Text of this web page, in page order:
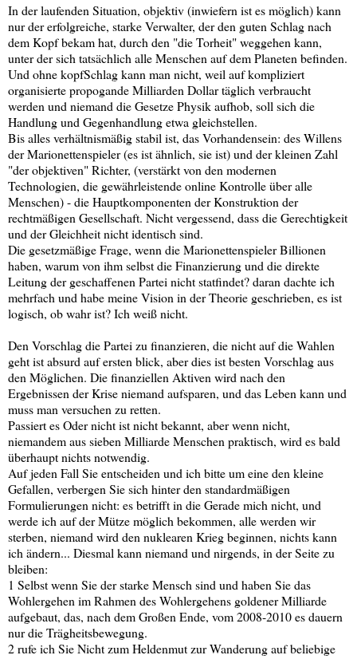
In der laufenden Situation, objektiv (inwiefern ist es möglich) kann
nur der erfolgreiche, starke Verwalter, der den guten Schlag nach
dem Kopf bekam hat, durch den "die Torheit" weggehen kann,
unter der sich tatsächlich alle Menschen auf dem Planeten befinden.
Und ohne kopfSchlag kann man nicht, weil auf kompliziert
organisierte propogande Milliarden Dollar täglich verbraucht
werden und niemand die Gesetze Physik aufhob, soll sich die
Handlung und Gegenhandlung etwa gleichstellen.
Bis alles verhältnismäßig stabil ist, das Vorhandensein: des Willens
der Marionettenspieler (es ist ähnlich, sie ist) und der kleinen Zahl
"der objektiven" Richter, (verstärkt von den modernen
Technologien, die gewährleistende online Kontrolle über alle
Menschen) - die Hauptkomponenten der Konstruktion der
rechtmäßigen Gesellschaft. Nicht vergessend, dass die Gerechtigkeit
und der Gleichheit nicht identisch sind.
Die gesetzmäßige Frage, wenn die Marionettenspieler Billionen
haben, warum von ihm selbst die Finanzierung und die direkte
Leitung der geschaffenen Partei nicht statfindet? daran dachte ich
mehrfach und habe meine Vision in der Theorie geschrieben, es ist
logisch, ob wahr ist? Ich weiß nicht.
Den Vorschlag die Partei zu finanzieren, die nicht auf die Wahlen
geht ist absurd auf ersten blick, aber dies ist besten Vorschlag aus
den Möglichen. Die finanziellen Aktiven wird nach den
Ergebnissen der Krise niemand aufsparen, und das Leben kann und
muss man versuchen zu retten.
Passiert es Oder nicht ist nicht bekannt, aber wenn nicht,
niemandem aus sieben Milliarde Menschen praktisch, wird es bald
überhaupt nichts notwendig.
Auf jeden Fall Sie entscheiden und ich bitte um eine den kleine
Gefallen, verbergen Sie sich hinter den standardmäßigen
Formulierungen nicht: es betrifft in die Gerade mich nicht, und
werde ich auf der Mütze möglich bekommen, alle werden wir
sterben, niemand wird den nuklearen Krieg beginnen, nichts kann
ich ändern... Diesmal kann niemand und nirgends, in der Seite zu
bleiben:
1 Selbst wenn Sie der starke Mensch sind und haben Sie das
Wohlergehen im Rahmen des Wohlergehens goldener Milliarde
aufgebaut, das, nach dem Großen Ende, vom 2008-2010 es dauern
nur die Trägheitsbewegung.
2 rufe ich Sie Nicht zum Heldenmut zur Wanderung auf beliebige